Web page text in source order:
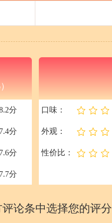
分
7.4分
7.6分
7.7分
口味：
外观：
性价比：
论条中选择您的评分